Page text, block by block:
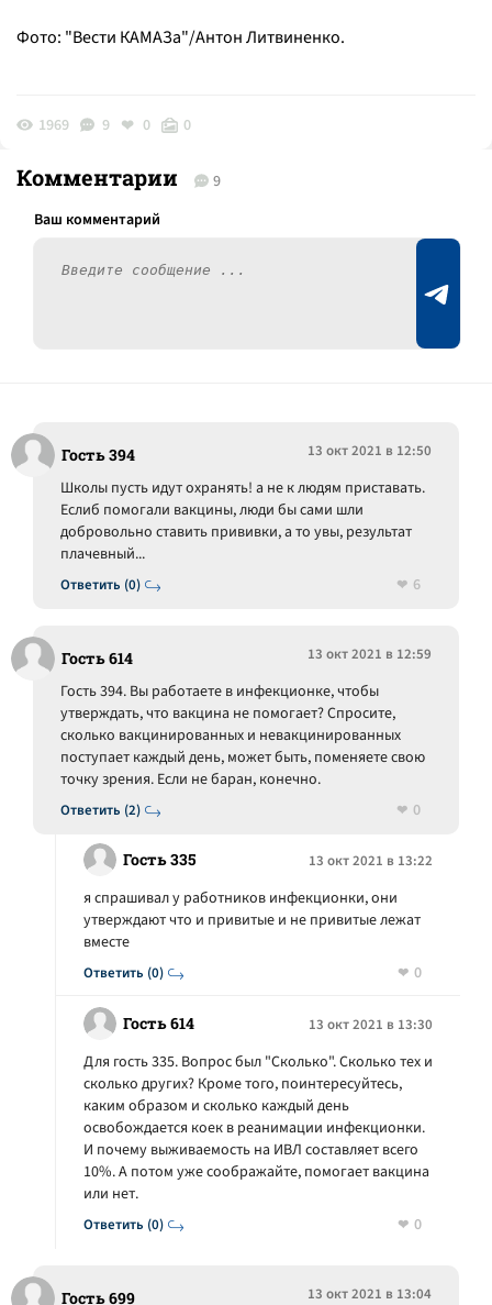
Фото: "Вести КАМАЗа"/Антон Литвиненко.
1969 9 0 0
Комментарии 9
Гость 394 13 окт 2021 в 12:50
Ответить (0)
Школы пусть идут охранять! а не к людям приставать.
Еслиб помогали вакцины, люди бы сами шли
добровольно ставить прививки, а то увы, результат
плачевный...
6
Гость 614 13 окт 2021 в 12:59
Ответить (2)
Гость 394. Вы работаете в инфекционке, чтобы
утверждать, что вакцина не помогает? Спросите,
сколько вакцинированных и невакцинированных
поступает каждый день, может быть, поменяете свою
точку зрения. Если не баран, конечно.
0
Гость 335 13 окт 2021 в 13:22
Ответить (0)
я спрашивал у работников инфекционки, они
утверждают что и привитые и не привитые лежат
вместе
0
Гость 614 13 окт 2021 в 13:30
Ответить (0)
Для гость 335. Вопрос был "Сколько". Сколько тех и
сколько других? Кроме того, поинтересуйтесь,
каким образом и сколько каждый день
освобождается коек в реанимации инфекционки.
И почему выживаемость на ИВЛ составляет всего
10%. А потом уже соображайте, помогает вакцина
или нет.
0
Гость 699 13 окт 2021 в 13:04